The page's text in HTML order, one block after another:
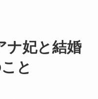
ナ妃と結婚
と